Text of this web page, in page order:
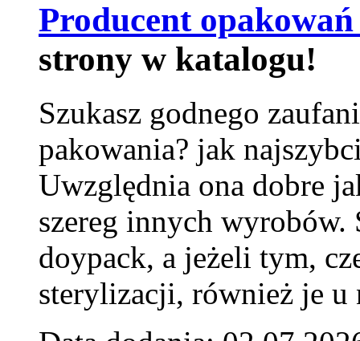
Producent
strony w katalogu!
Szukasz godnego
pakowania? jak
Uwzględnia ona dobre
szereg innych
doypack, a jeżeli tym,
sterylizacji, również je u